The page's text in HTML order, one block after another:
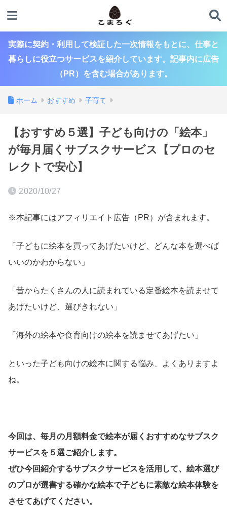
実際に契約・利用して検証した一次情報をもとに、仕事と
暮らしに役立つサービスを紹介しています。記事内に広告
（PR）を含む場合があります。
ホーム おすすめ 子育て
【おすすめ５選】子ども向けの「絵本」
が毎月届くサブスクサービス【プロのセ
レクトで安心】
2020/10/27
※本記事にはアフィリエイト広告（PR）が含まれます。
「子どもに絵本を買ってあげたいけど、どんな本を選べば
いいのかわからない」
「昔からたくさんの人に読まれている定番絵本を読ませて
あげたいけど、選びきれない」
「海外の絵本や食育向けの絵本を読ませてあげたい」
といった子ども向けの絵本に関する悩み、よくありますよ
ね。
今回は、毎月の月額料金で絵本が届くおすすめなサブスク
サービスを５選ご紹介します。
ぜひ今回紹介するサブスクサービスを活用して、絵本選び
のプロが選書する確かな絵本で子どもに素敵な絵本体験を
させてあげてください。